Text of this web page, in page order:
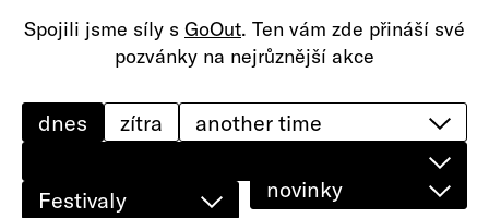
TV program
edu
Spojili jsme síly s GoOut. Ten vám zde přináší své
pozvánky na nejrůznější akce
Festivaly
dnes zítra
novinky